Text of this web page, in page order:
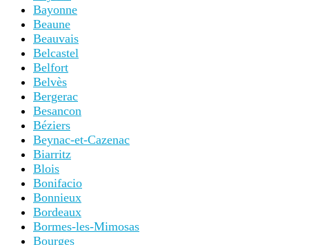
Bayonne
Beaune
Beauvais
Belcastel
Belfort
Belvès
Bergerac
Besancon
Béziers
Beynac-et-Cazenac
Biarritz
Blois
Bonifacio
Bonnieux
Bordeaux
Bormes-les-Mimosas
Bourges